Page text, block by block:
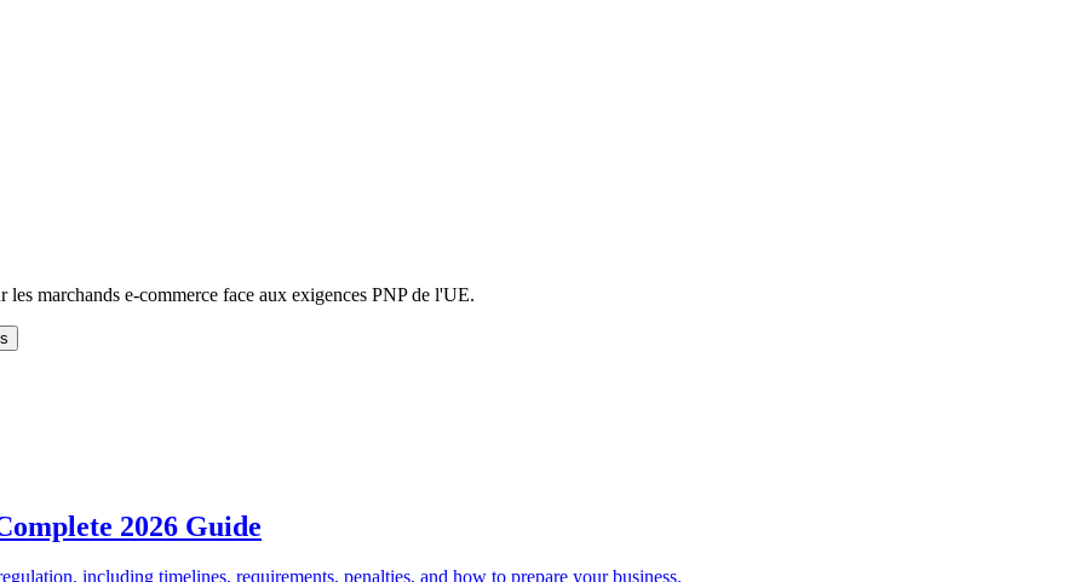
marchands e-commerce face aux exigences PNP de l'UE.
2026 Guide
including timelines, requirements, penalties, and how to prepare your business.